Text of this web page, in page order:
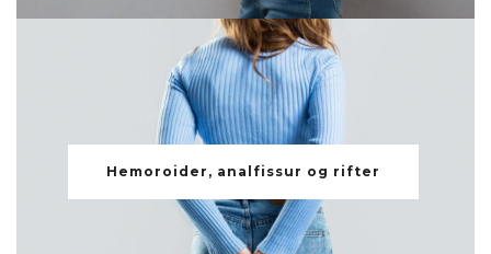
Hemoroider, analfissur og rifter